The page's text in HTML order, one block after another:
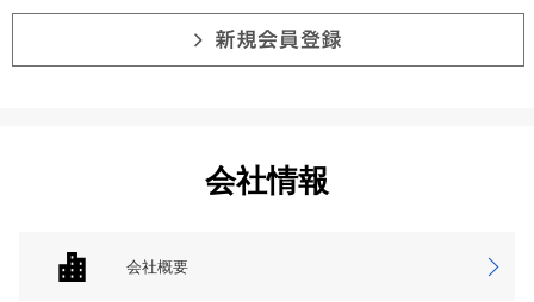
会社情報
会社概要